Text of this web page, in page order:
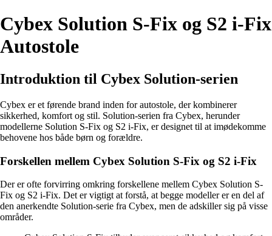
Cybex Solution S-Fix og S2 i-Fix
Autostole
Introduktion til Cybex Solution-serien
Cybex er et førende brand inden for autostole, der kombinerer
sikkerhed, komfort og stil. Solution-serien fra Cybex, herunder
modellerne Solution S-Fix og S2 i-Fix, er designet til at imødekomme
behovene hos både børn og forældre.
Forskellen mellem Cybex Solution S-Fix og S2 i-Fix
Der er ofte forvirring omkring forskellene mellem Cybex Solution S-
Fix og S2 i-Fix. Det er vigtigt at forstå, at begge modeller er en del af
den anerkendte Solution-serie fra Cybex, men de adskiller sig på visse
områder.